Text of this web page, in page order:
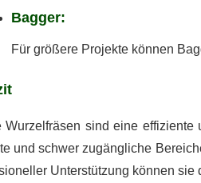
Bagger:
Für größere Projekte können
Wurzelfräsen sind eine
und schwer zugängliche
Unterstützung können